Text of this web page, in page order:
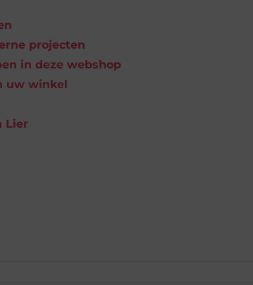
projecten
in deze webshop
uw winkel
Lier